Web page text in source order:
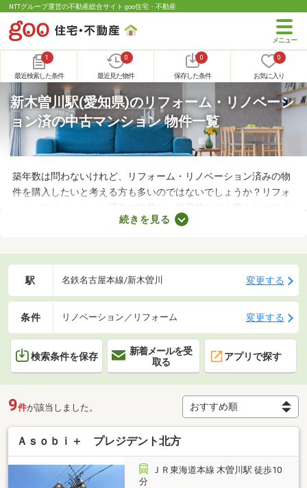
NTTグループ運営の不動産総合サイト goo住宅・不動産
1
最近検索した条件
0
最近見た物件
0
保存した条件
0
お気に入り
新木曽川駅(愛知県)のリフォーム・リノベーシ
ョン済の中古マンション 物件一覧
築年数は問わないけれど、リフォーム・リノベーション済みの物
件を購入したいと考える方も多いのではないでしょうか？リフォ
ーム・リノベーション済みの物件は、施工前よりも暮らしやすく
なっていることがポイント。住みやすさを感じられる最良の物件
済みの中古マンションを紹介しますので、ぜひチェックしてみて
続きを見る
駅 名鉄名古屋本線/新木曽川 変更する
条件 リノベーション／リフォーム 変更する
検索条件を保存
新着メールを受
取る
アプリで探す
9件が該当しました。
Ａｓｏｂｉ＋ プレジデント北方
ＪＲ東海道本線 木曽川駅 徒歩10
分